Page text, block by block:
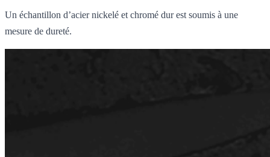
Un échantillon d’acier nickelé et chromé dur est soumis à une
mesure de dureté.